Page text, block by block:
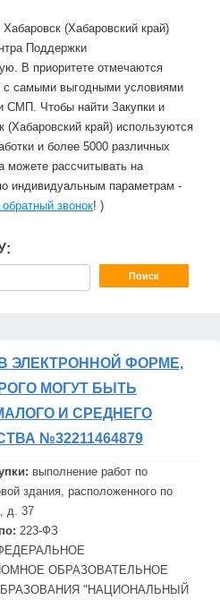
(Хабаровский край)
Поддержки
В приоритете отмечаются
с самыми выгодными условиями
СМП. Чтобы найти Закупки и
край) используются
и более 5000 различных
можете рассчитывать на
индивидуальным параметрам -
звонок! )
ЭЛЕКТРОННОЙ ФОРМЕ,
МОГУТ БЫТЬ
И СРЕДНЕГО
№32211464879
выполнение работ по
здания, расположенного по
д. 37
223-ФЗ
ОБРАЗОВАТЕЛЬНОЕ
"НАЦИОНАЛЬНЫЙ